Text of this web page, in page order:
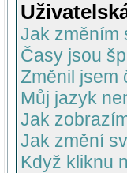
Jak změním
Časy jsou
Změnil jsem
Můj jazyk
Jak
Jak změní
Když kliknu